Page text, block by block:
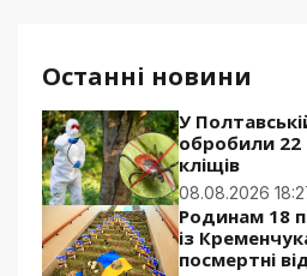
Останні новини
У
обробили 22
кліщів
08.08.2026
Родинам 18
із
посмертні